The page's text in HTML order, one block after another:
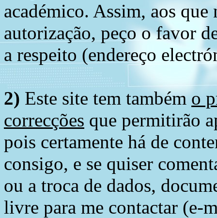
académico. Assim, aos
autorização, peço o favor
a respeito (endereço
2) Este site tem tambémo
correcções que permitirão
pois certamente há de
consigo, e se quiser
ou a troca de dados,
livre para me contactar (e-